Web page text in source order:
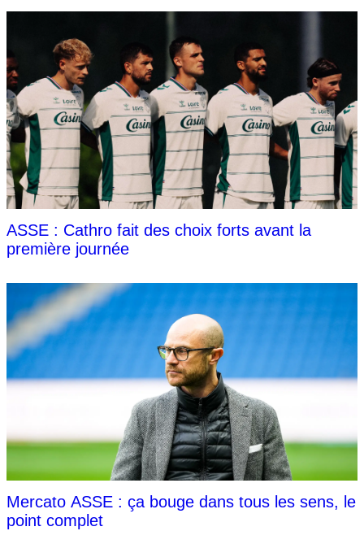
ASSE : Cathro fait des choix forts avant la
première journée
Mercato ASSE : ça bouge dans tous les sens, le
point complet